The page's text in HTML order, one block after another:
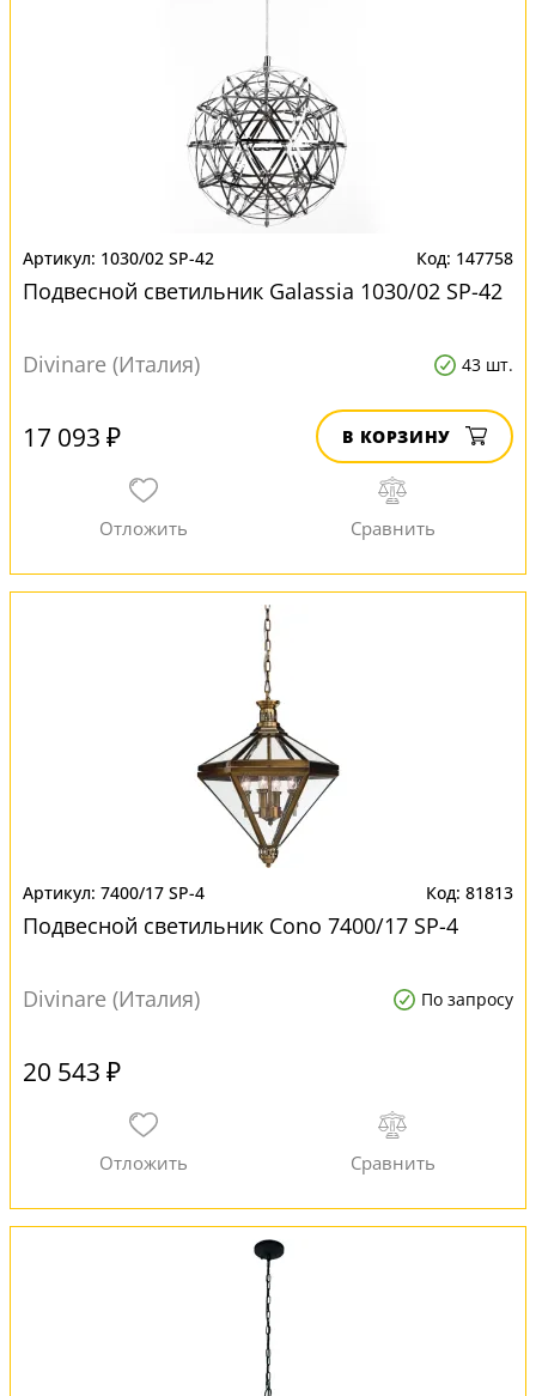
1030/02 SP-42 147758
Подвесной светильник Galassia 1030/02 SP-42
Divinare (Италия) 43 шт.
17 093 ₽ В КОРЗИНУ
7400/17 SP-4 81813
Подвесной светильник Cono 7400/17 SP-4
Divinare (Италия) По запросу
20 543 ₽